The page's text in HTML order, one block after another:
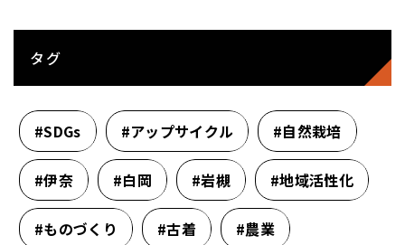
タグ
#SDGs #アップサイクル #自然栽培
#伊奈 #白岡 #岩槻 #地域活性化
#ものづくり #古着 #農業